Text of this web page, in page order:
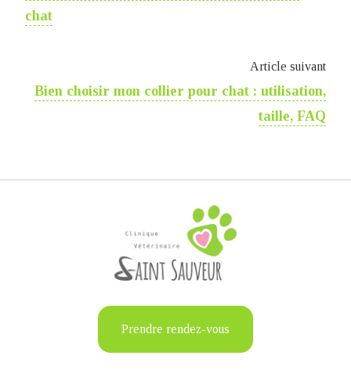
chat
Article suivant
Bien choisir mon collier pour chat : utilisation,
taille, FAQ
Prendre rendez-vous